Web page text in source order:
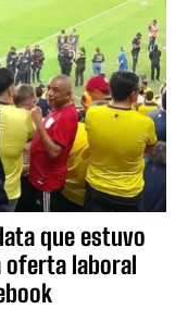
que estuvo
oferta laboral